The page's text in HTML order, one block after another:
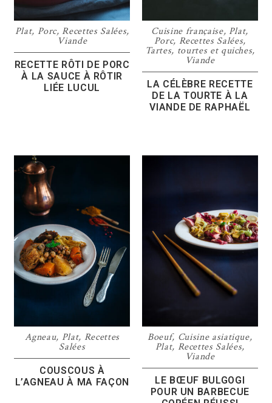
Plat, Porc,Recettes Salées,
Viande
RECETTE RÔTI DE PORC
À LA SAUCE À RÔTIR
LIÉE LUCUL
Cuisine française, Plat,
Porc, Recettes Salées,
Tartes, tourtes et quiches,
Viande
LA CÉLÈBRE RECETTE
DE LA TOURTE À LA
VIANDE DE RAPHAËL
Agneau, Plat, Recettes
Salées
COUSCOUS À
L’AGNEAU À MA FAÇON
Boeuf, Cuisine asiatique,
Plat, Recettes Salées,
Viande
LE BŒUF BULGOGI
POUR UN BARBECUE